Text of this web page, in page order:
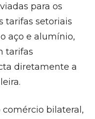
para os
tarifas setoriais
aço e alumínio,
tarifas
diretamente a
bilateral,